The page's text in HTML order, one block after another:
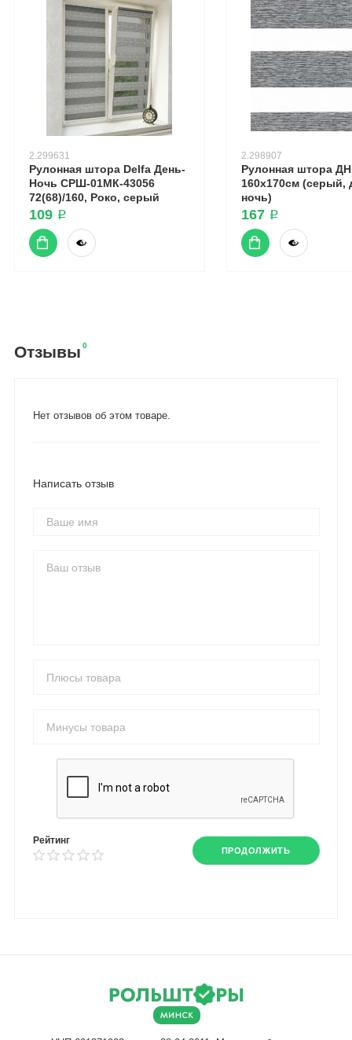
2.299631
Рулонная штора Delfa День-
Ночь СРШ-01МК-43056
72(68)/160, Роко, серый
109 ₽
2.298907
Рулонная штора
160х170см (серый,
ночь)
167 ₽
Отзывы 0
Нет отзывов об этом товаре.
Написать отзыв
Рейтинг
ПРОДОЛЖИТЬ